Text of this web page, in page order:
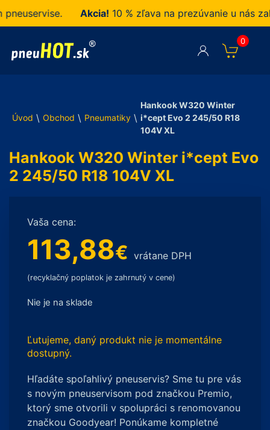
Akcia!10 % zľava na prezúvanie u nás
0
Úvod \ Obchod \ Pneumatiky \
Hankook W320 Winter
i*cept Evo 2 245/50 R18
104V XL
Hankook W320 Winter i*cept Evo
2 245/50 R18 104V XL
Vaša cena:
113,88€ vrátane DPH
(recyklačný poplatok je zahrnutý v cene)
Nie je na sklade
Ľutujeme, daný produkt nie je momentálne
dostupný.
Hľadáte spoľahlivý pneuservis? Sme tu pre vás
s novým pneuservisom pod značkou Premio,
ktorý sme otvorili v spolupráci s renomovanou
značkou Goodyear! Ponúkame kompletné